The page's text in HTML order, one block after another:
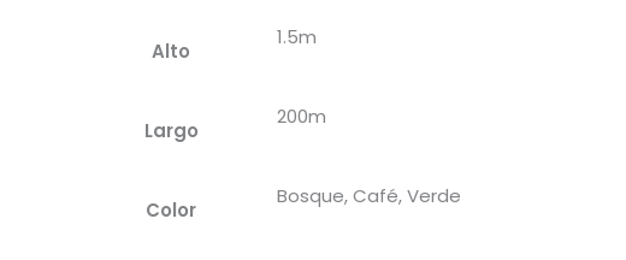
Alto
1.5m
Largo
200m
Color
Bosque, Café, Verde